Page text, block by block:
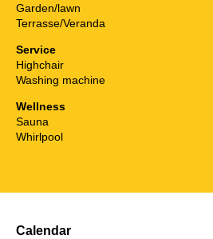
Garden/lawn
Terrasse/Veranda
Service
Highchair
Washing machine
Wellness
Sauna
Whirlpool
Calendar